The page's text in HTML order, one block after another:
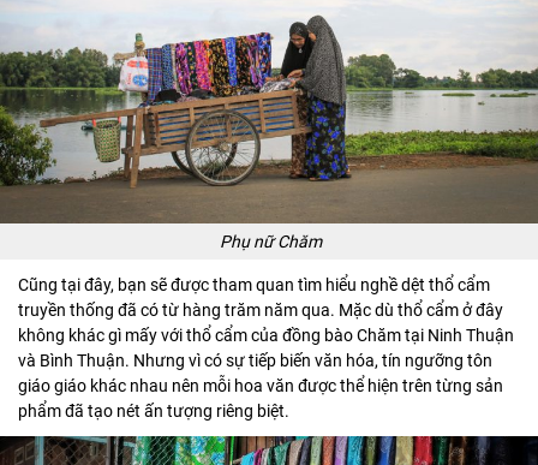
Phụ nữ Chăm
Cũng tại đây, bạn sẽ được tham quan tìm hiểu nghề dệt thổ cẩm
truyền thống đã có từ hàng trăm năm qua. Mặc dù thổ cẩm ở đây
không khác gì mấy với thổ cẩm của đồng bào Chăm tại Ninh Thuận
và Bình Thuận. Nhưng vì có sự tiếp biến văn hóa, tín ngưỡng tôn
giáo giáo khác nhau nên mỗi hoa văn được thể hiện trên từng sản
phẩm đã tạo nét ấn tượng riêng biệt.